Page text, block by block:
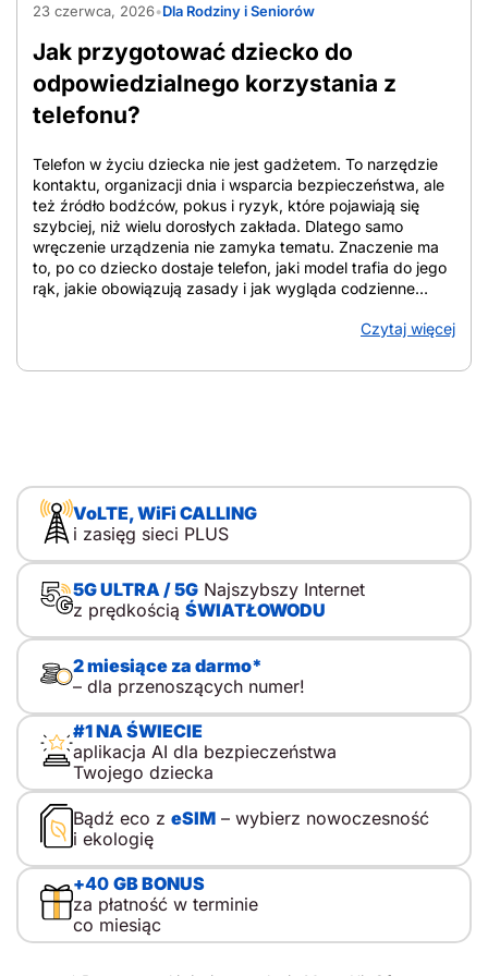
23 czerwca, 2026•Dla Rodziny i Seniorów
Jak przygotować dziecko do
odpowiedzialnego korzystania z
telefonu?
Telefon w życiu dziecka nie jest gadżetem. To narzędzie
kontaktu, organizacji dnia i wsparcia bezpieczeństwa, ale
też źródło bodźców, pokus i ryzyk, które pojawiają się
szybciej, niż wielu dorosłych zakłada. Dlatego samo
wręczenie urządzenia nie zamyka tematu. Znaczenie ma
to, po co dziecko dostaje telefon, jaki model trafia do jego
rąk, jakie obowiązują zasady i jak wygląda codzienne
uporządkowane wskazówki, które pomagają ocenić
reguły i zadbać o bezpieczeństwo online. Z artykułu
Decyzję zwykle uruchamiają konkretne sytuacje:
samodzielne powroty ze szkoły, wyjścia do kolegów,
krótkie zostawanie w domu, wycieczki i kolonie. Właśnie
wtedy pierwszy telefon dla dziecka zaczyna pełnić funkcję
praktyczną. To ważne. Kupno telefonu dla dziecka nie
sprowadza się do wyboru modelu. Sedno leży gdzie
indziej. Spór nie dotyczy prostego podziału na kontrolę i
wolność, lecz mądrego przewodnictwa, w którym rodzic
towarzyszy, tłumaczy i stopniowo przekazuje
odpowiedzialność. Dlatego pierwszy telefon komórkowy
dla dziecka nie musi oznaczać od razu […]
Czytaj więcej
VoLTE, WiFi CALLING
i zasięg sieci PLUS
5G ULTRA / 5GNajszybszy Internet
z prędkością ŚWIATŁOWODU
2 miesiące za darmo*
– dla przenoszących numer!
#1 NA ŚWIECIE
aplikacja AI dla bezpieczeństwa
Twojego dziecka
Bądź eco z eSIM– wybierz nowoczesność
i ekologię
+40 GB BONUS
za płatność w terminie
co miesiąc